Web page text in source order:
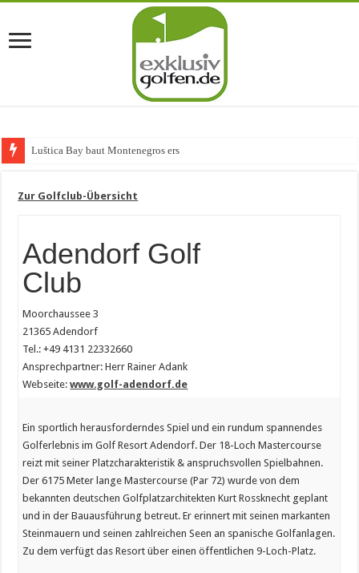
Luštica Bay baut Montenegros erste Golf-Com
Zur Golfclub-Übersicht
Adendorf Golf
Club
Moorchaussee 3
21365 Adendorf
Tel.: +49 4131 22332660
Ansprechpartner: Herr Rainer Adank
Webseite:www.golf-adendorf.de
Ein sportlich herausforderndes Spiel und ein rundum spannendes
Golferlebnis im Golf Resort Adendorf. Der 18-Loch Mastercourse
reizt mit seiner Platzcharakteristik & anspruchsvollen Spielbahnen.
Der 6175 Meter lange Mastercourse (Par 72) wurde von dem
bekannten deutschen Golfplatzarchitekten Kurt Rossknecht geplant
und in der Bauausführung betreut. Er erinnert mit seinen markanten
Steinmauern und seinen zahlreichen Seen an spanische Golfanlagen.
Zu dem verfügt das Resort über einen öffentlichen 9-Loch-Platz.